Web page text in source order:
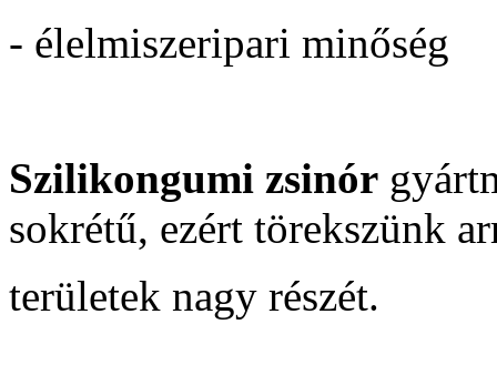
- élelmiszeripari minőség
Szilikongumi zsinór
sokrétű, ezért törekszünk
területek nagy részét.